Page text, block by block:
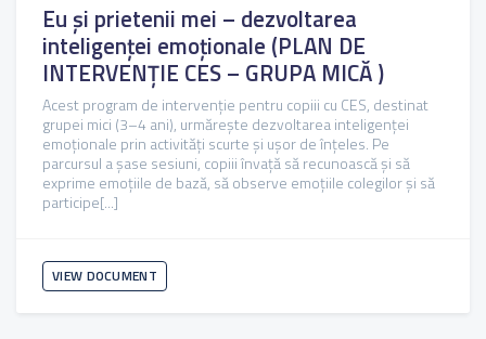
Eu și prietenii mei – dezvoltarea
inteligenței emoționale (PLAN DE
INTERVENȚIE CES – GRUPA MICĂ )
Acest program de intervenție pentru copiii cu CES, destinat
grupei mici (3–4 ani), urmărește dezvoltarea inteligenței
emoționale prin activități scurte și ușor de înțeles. Pe
parcursul a șase sesiuni, copiii învață să recunoască și să
exprime emoțiile de bază, să observe emoțiile colegilor și să
participe[...]
VIEW DOCUMENT